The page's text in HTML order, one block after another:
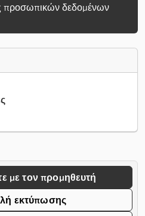
προσωπικών δεδομένων
με τον προμηθευτή
εκτύπωσης